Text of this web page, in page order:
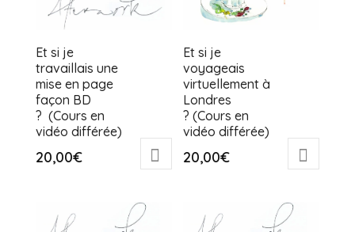
Et si je
travaillais une
mise en page
façon BD
? (Cours en
vidéo différée)
20,00€
Et si je
voyageais
virtuellement à
Londres
? (Cours en
vidéo différée)
20,00€